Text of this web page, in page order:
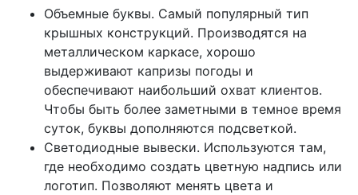
Объемные буквы. Самый популярный тип
крышных конструкций. Производятся на
металлическом каркасе, хорошо
выдерживают капризы погоды и
обеспечивают наибольший охват клиентов.
Чтобы быть более заметными в темное время
суток, буквы дополняются подсветкой.
Светодиодные вывески. Используются там,
где необходимо создать цветную надпись или
логотип. Позволяют менять цвета и